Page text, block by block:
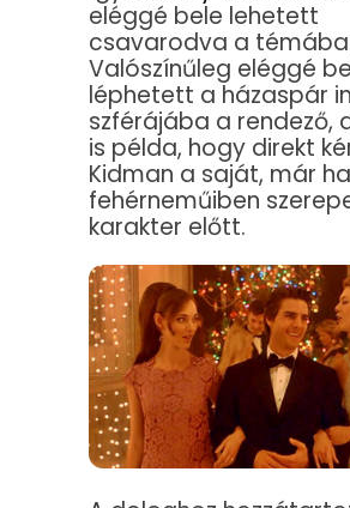
eléggé bele lehetett
csavarodva a
Valószínűleg eléggé
léphetett a házaspár
szférájába a rendező,
is példa, hogy direkt
Kidman a saját, már
fehérneműiben
karakter előtt.